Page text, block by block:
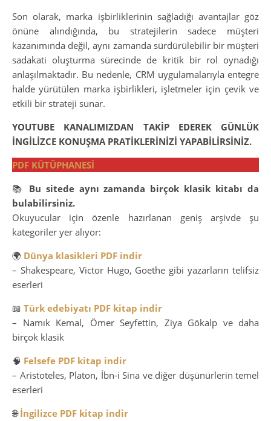
Son olarak, marka işbirliklerinin sağladığı avantajlar göz
önüne alındığında, bu stratejilerin sadece müşteri
kazanımında değil, aynı zamanda sürdürülebilir bir müşteri
sadakati oluşturma sürecinde de kritik bir rol oynadığı
anlaşılmaktadır. Bu nedenle, CRM uygulamalarıyla entegre
halde yürütülen marka işbirlikleri, işletmeler için çevik ve
etkili bir strateji sunar.
YOUTUBE KANALIMIZDAN TAKİP EDEREK GÜNLÜK
İNGİLİZCE KONUŞMA PRATİKLERİNİZİ YAPABİLİRSİNİZ.
PDF KÜTÜPHANESİ
📚 Bu sitede aynı zamanda birçok klasik kitabı da
bulabilirsiniz.
Okuyucular için özenle hazırlanan geniş arşivde şu
kategoriler yer alıyor:
🌍 Dünya klasikleri PDF indir
– Shakespeare, Victor Hugo, Goethe gibi yazarların telifsiz
eserleri
📖 Türk edebiyatı PDF kitap indir
– Namık Kemal, Ömer Seyfettin, Ziya Gökalp ve daha
birçok klasik
🧠 Felsefe PDF kitap indir
– Aristoteles, Platon, İbn-i Sina ve diğer düşünürlerin temel
eserleri
🌐İngilizce PDF kitap indir